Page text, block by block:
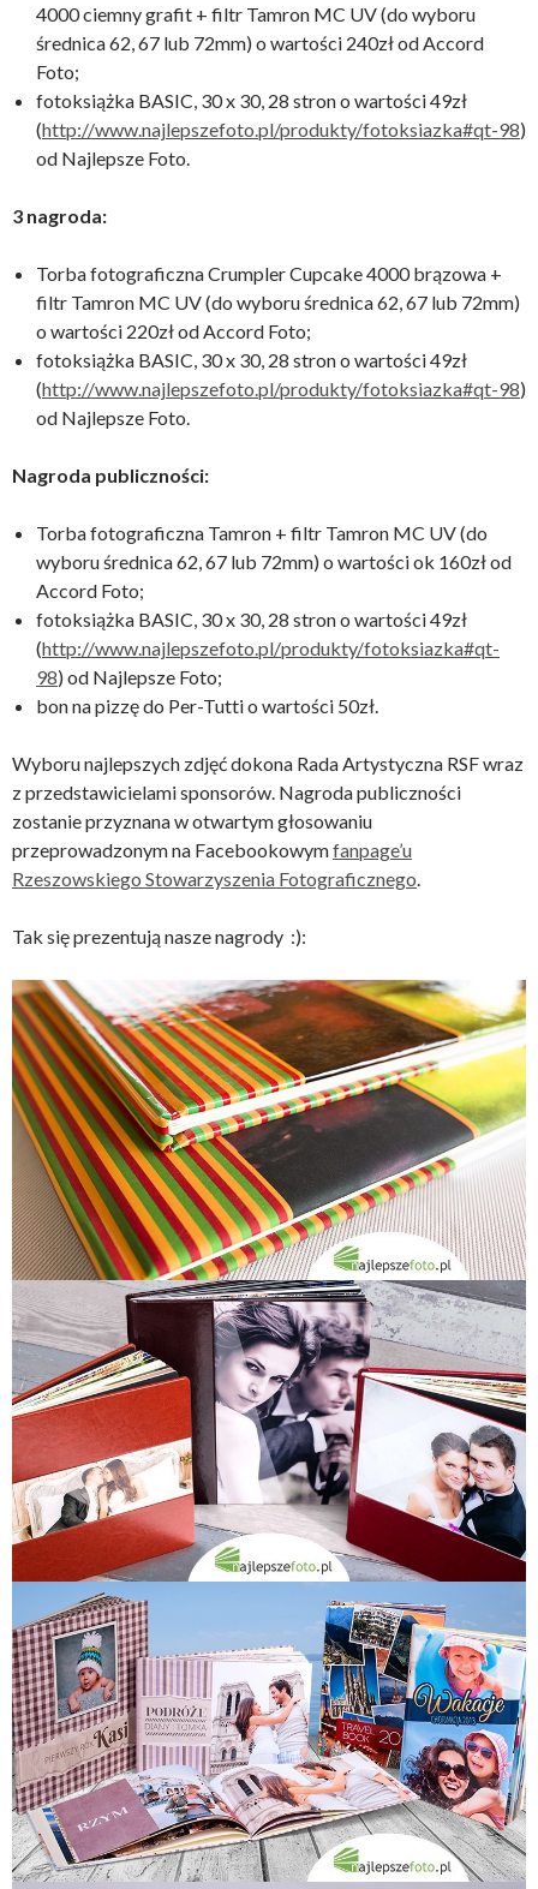
4000 ciemny grafit + filtr Tamron MC UV (do wyboru
średnica 62, 67 lub 72mm) o wartości 240zł od Accord
Foto;
fotoksiążka BASIC, 30 x 30, 28 stron o wartości 49zł
(http://www.najlepszefoto.pl/produkty/fotoksiazka#qt-98)
od Najlepsze Foto.
3 nagroda:
Torba fotograficzna Crumpler Cupcake 4000 brązowa +
filtr Tamron MC UV (do wyboru średnica 62, 67 lub 72mm)
o wartości 220zł od Accord Foto;
fotoksiążka BASIC, 30 x 30, 28 stron o wartości 49zł
(http://www.najlepszefoto.pl/produkty/fotoksiazka#qt-98)
od Najlepsze Foto.
Nagroda publiczności:
Torba fotograficzna Tamron + filtr Tamron MC UV (do
wyboru średnica 62, 67 lub 72mm) o wartości ok 160zł od
Accord Foto;
fotoksiążka BASIC, 30 x 30, 28 stron o wartości 49zł
(http://www.najlepszefoto.pl/produkty/fotoksiazka#qt-
98) od Najlepsze Foto;
bon na pizzę do Per-Tutti o wartości 50zł.
Wyboru najlepszych zdjęć dokona Rada Artystyczna RSF wraz
z przedstawicielami sponsorów. Nagroda publiczności
zostanie przyznana w otwartym głosowaniu
przeprowadzonym na Facebookowymfanpage’u
Rzeszowskiego Stowarzyszenia Fotograficznego.
Tak się prezentują nasze nagrody :):